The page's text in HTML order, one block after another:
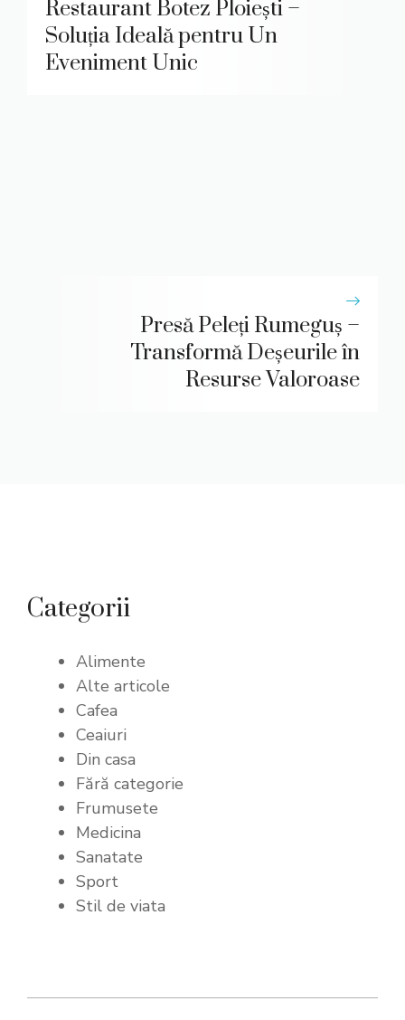
Restaurant Botez Ploiești –
Soluția Ideală pentru Un
Eveniment Unic
Presă Peleți Rumeguș –
Transformă Deșeurile în
Resurse Valoroase
Categorii
Alimente
Alte articole
Cafea
Ceaiuri
Din casa
Fără categorie
Frumusete
Medicina
Sanatate
Sport
Stil de viata